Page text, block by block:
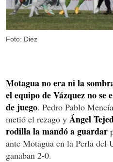
Foto: Diez
Motagua no era ni la
el equipo de Vázquez no se
de juego. Pedro Pablo
metió el rezago y Ángel
rodilla la mandó a guardar
ante Motagua en la Perla del
ganaban 2-0.